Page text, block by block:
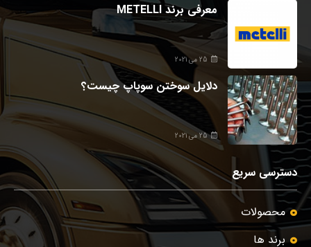
معرفی برند METELLI
25 می 2021
دلایل سوختن سوپاپ چیست؟
25 می 2021
دسترسی سریع
محصولات
برند ها